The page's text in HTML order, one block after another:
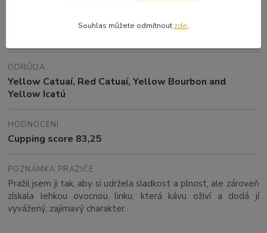
ODRŮDA
Yellow Catuaí, Red Catuaí, Yellow Bourbon and
Yellow Icatú
HODNOCENÍ
Cupping score 83,25
POZNÁMKA PRAŽIČE
Pražil jsem ji tak, aby si udržela sladkost a plnost, ale zároveň
získala lehkou ovocnou linku, která kávu oživí a dodá jí
vyvážený, zajímavý charakter.
Souhlas můžete odmítnout zde.